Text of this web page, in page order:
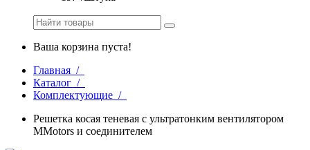
Ваша корзина пуста!
Главная /
Каталог /
Комплектующие /
Решетка косая теневая с ультратонким вентилятором
MМotors и соединителем